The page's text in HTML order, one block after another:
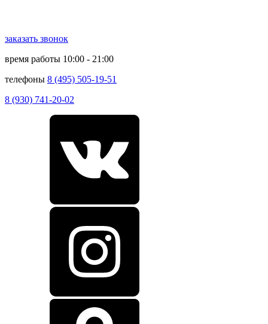
заказать звонок
время работы 10:00 - 21:00
телефоны 8 (495) 505-19-51
8 (930) 741-20-02